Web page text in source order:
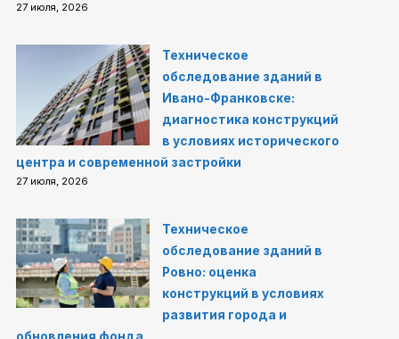
27 июля, 2026
Техническое
обследование зданий в
Ивано-Франковске:
диагностика конструкций
в условиях исторического
центра и современной застройки
27 июля, 2026
Техническое
обследование зданий в
Ровно: оценка
конструкций в условиях
развития города и